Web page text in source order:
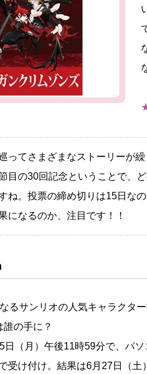
ってさまざまなストーリーが
目の30回記念ということで、
ね。投票の締め切りは15日な
になるのか、注目です！！
るサンリオの人気キャラクタ
の手に？
日（月）午後11時59分で、パ
受け付け。結果は6月27日（